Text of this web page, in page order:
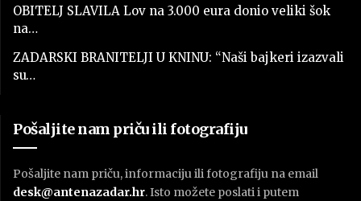
OBITELJ SLAVILA Lov na 3.000 eura donio veliki šok
na…
ZADARSKI BRANITELJI U KNINU: “Naši bajkeri izazvali
su…
Pošaljite nam priču ili fotografiju
Pošaljite nam priču, informaciju ili fotografiju na email
desk@antenazadar.hr. Isto možete poslati i putem